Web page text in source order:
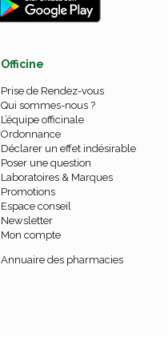
Officine
Prise de Rendez-vous
Qui sommes-nous ?
L’équipe officinale
Ordonnance
Déclarer un effet indésirable
Poser une question
Laboratoires & Marques
Promotions
Espace conseil
Newsletter
Mon compte
Annuaire des pharmacies